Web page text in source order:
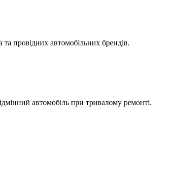
провідних автомобільних брендів.
автомобіль при тривалому ремонті.